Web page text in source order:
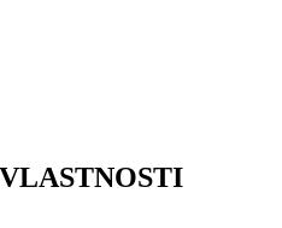
VLASTNOSTI